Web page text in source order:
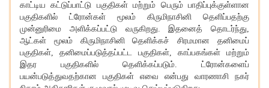
காட்டிய கட்டுப்பாட்டு பகுதிகள் மற்றும் பெரும் பாதிப்புக்குள்ளான
பகுதிகளில் ட்ரோன்கள் மூலம் கிருமிநாசினி தெளிப்பதற்கு
முன்னுரிமை அளிக்கப்பட்டு வருகிறது. இதனைத் தொடர்ந்து,
ஆட்கள் மூலம் கிருமிநாசினி தெளிக்கச் சிரமமான தனிமைப்
பகுதிகள், தனிமைப்படுத்தப்பட்ட பகுதிகள், காப்பகங்கள் மற்றும்
இதர பகுதிகளில் தெளிக்கப்படும். ட்ரோன்களைப்
பயன்படுத்துவதற்கான பகுதிகள் எவை என்பது வாரணாசி நகர்